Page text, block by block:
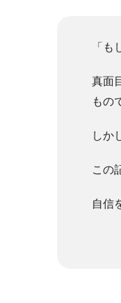
「
真面
もの
しか
この
自信